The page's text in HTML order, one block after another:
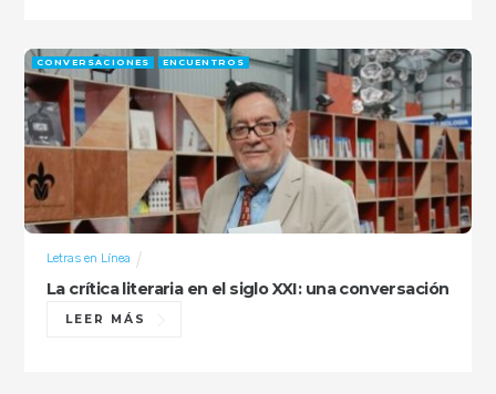
La crítica literaria en el siglo XXI: una conversación
Letras en Línea
CONVERSACIONES ENCUENTROS
LEER MÁS